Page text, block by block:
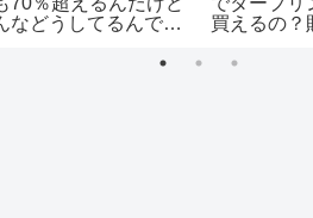
などうしてるんです
買えるの？